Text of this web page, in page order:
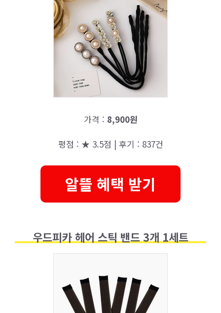
가격 : 8,900원
평점 : ★ 3.5점 | 후기 : 837건
알뜰 혜택 받기
우드피카 헤어 스틱 밴드 3개 1세트